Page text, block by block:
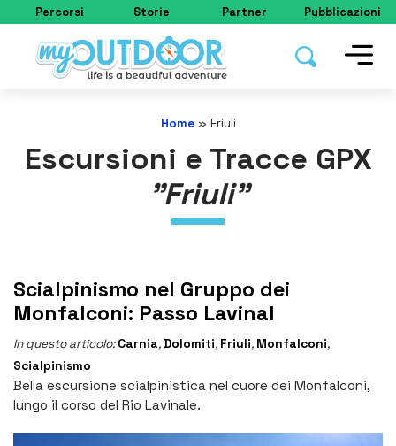
Percorsi Storie Partner Pubblicazioni
Home» Friuli
Escursioni e Tracce GPX
"Friuli"
Scialpinismo nel Gruppo dei
Monfalconi: Passo Lavinal
In questo articolo:Carnia, Dolomiti, Friuli, Monfalconi,
Scialpinismo
Bella escursione scialpinistica nel cuore dei Monfalconi,
lungo il corso del Rio Lavinale.